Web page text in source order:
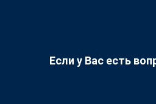
Если у Вас есть